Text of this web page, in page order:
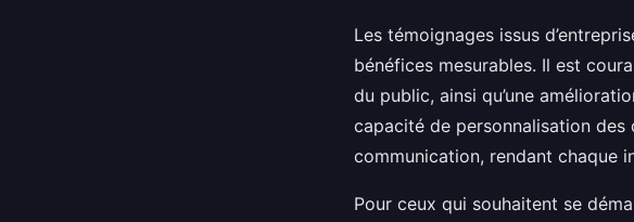
Les témoignages issus
bénéfices mesurables. Il est
du public, ainsi qu’une
capacité de personnalisation des
communication, rendant chaque
Pour ceux qui souhaitent se